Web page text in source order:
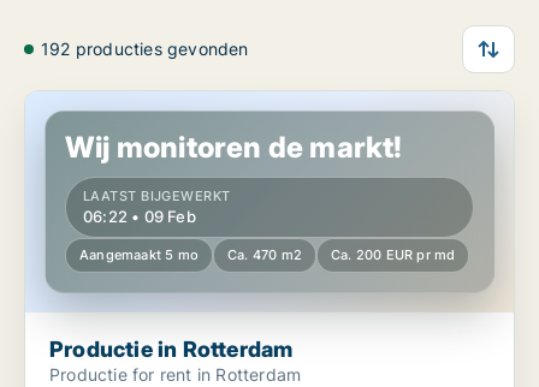
192 producties gevonden
Productie in Rotterdam
Wij monitoren de markt!
LAATST BIJGEWERKT
06:22 • 09 Feb
Aangemaakt 5 mo Ca. 470 m2 Ca. 200 EUR pr md
Productie in Rotterdam
Productie for rent in Rotterdam